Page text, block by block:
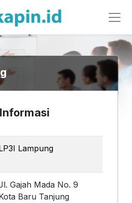
Lampung
Gajah Mada No. 9
Baru Tanjung